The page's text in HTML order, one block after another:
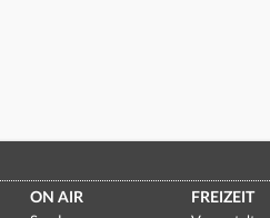
ON AIR FREIZEIT